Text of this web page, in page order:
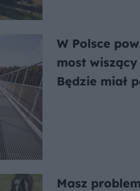
W Polsce
most
Będzie miał
Masz